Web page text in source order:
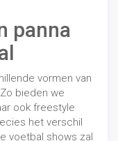
panna
vormen van
bieden we
ook freestyle
het verschil
voetbal shows zal